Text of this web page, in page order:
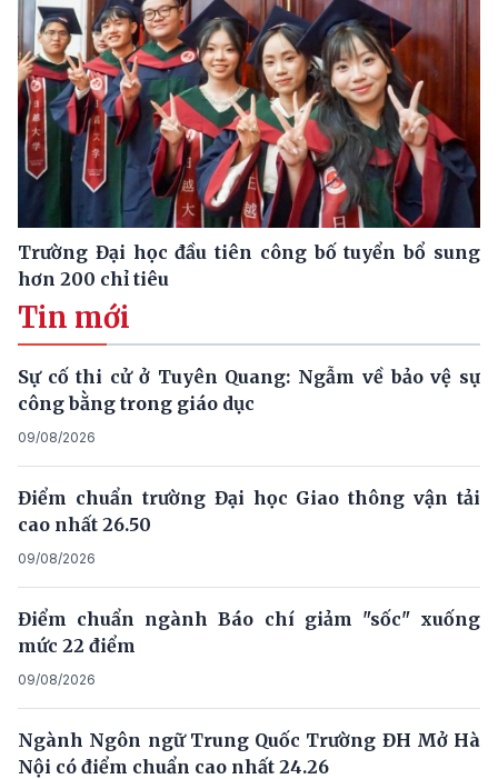
Trường Đại học đầu tiên công bố tuyển bổ sung
hơn 200 chỉ tiêu
Tin mới
Sự cố thi cử ở Tuyên Quang: Ngẫm về bảo vệ sự
công bằng trong giáo dục
09/08/2026
Điểm chuẩn trường Đại học Giao thông vận tải
cao nhất 26.50
09/08/2026
Điểm chuẩn ngành Báo chí giảm "sốc" xuống
mức 22 điểm
09/08/2026
Ngành Ngôn ngữ Trung Quốc Trường ĐH Mở Hà
Nội có điểm chuẩn cao nhất 24.26